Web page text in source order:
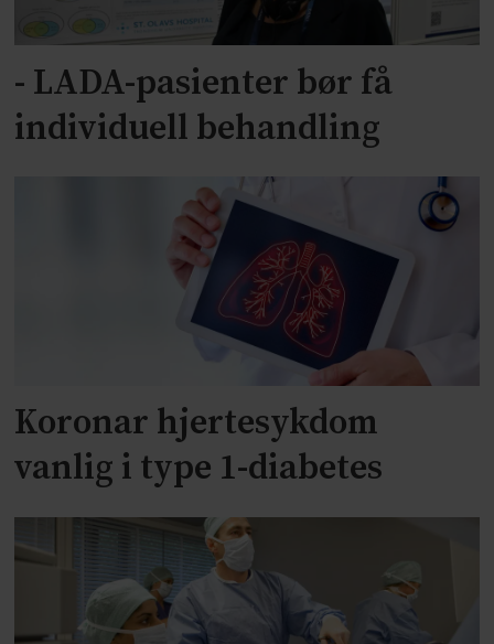
- LADA-pasienter bør få
individuell behandling
Koronar hjertesykdom
vanlig i type 1-diabetes